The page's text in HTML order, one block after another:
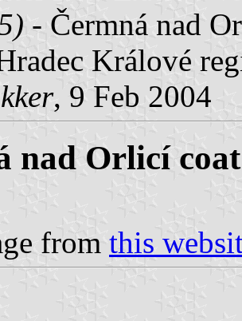
- Čermná nad
Králové
, 9 Feb 2004
nad Orlicí
from this